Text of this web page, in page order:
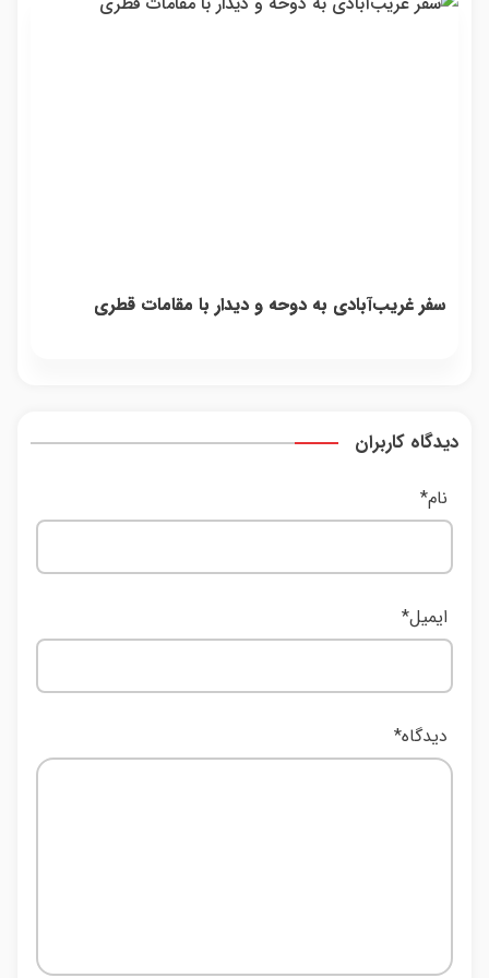
سفر غریب‌آبادی به دوحه و دیدار با مقامات قطری
دیدگاه کاربران
دیدگاه*
نام*
ایمیل*